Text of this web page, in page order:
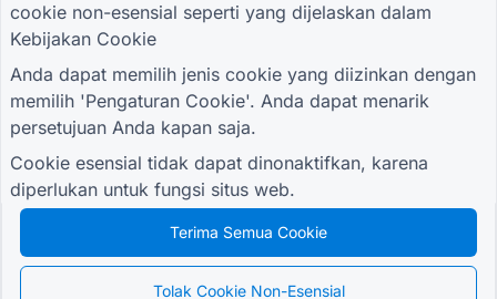
BERGABUNGLAH DENGAN KOMUNITAS
PANDUAN
Pusat Bantuan
TIGER FORM
Panduan
PERUSAHAAN
KETENTUAN
Pengaturan Cookie
© 2026 QR Form Generator. All rights reserved.
cookie non-esensial seperti yang dijelaskan dalam
Kebijakan Cookie
Anda dapat memilih jenis cookie yang diizinkan dengan
memilih 'Pengaturan Cookie'. Anda dapat menarik
persetujuan Anda kapan saja.
Cookie esensial tidak dapat dinonaktifkan, karena
diperlukan untuk fungsi situs web.
Terima Semua Cookie
Tolak Cookie Non-Esensial